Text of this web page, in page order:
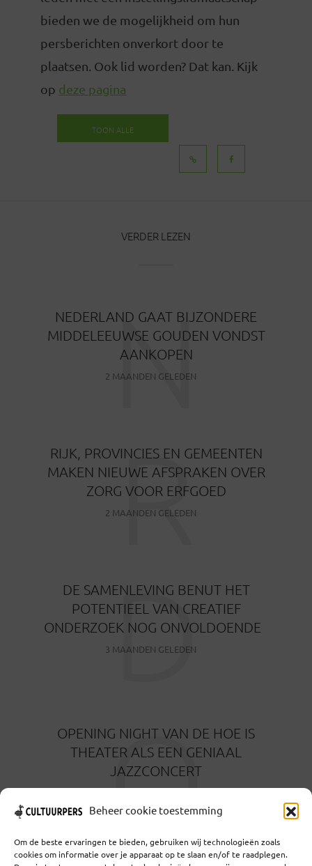
Beheer cookie toestemming
Om de beste ervaringen te bieden, gebruiken wij technologieën zoals
cookies om informatie over je apparaat op te slaan en/of te raadplegen.
bieden we de mogelijkheid om hun
persberichten onverkort door te
plaatsen. Ook lid worden? Dat kan. Kijk
op deze pagina
TOON ALLE
VERDER LEZEN
NEDERLAND GAAT BIJZONDERE
MIDDELEEUWSE GOUDEN VONDST
AANKOPEN
2 MAANDEN GELEDEN
N
RIJK, PROVINCIES EN GEMEENTEN
MAKEN NIEUWE AFSPRAKEN OVER
ZORG VOOR ERFGOED
2 MAANDEN GELEDEN
R
DE SAMENLEVING BENUT HET
POTENTIEEL VAN CREATIEF
ONDERZOEK NOG ONVOLDOENDE
3 MAANDEN GELEDEN
D
OPENING NIGHT VAN DE HOE IS
THEATER ALS EEN GENIAAL
JAZZCONCERT
O